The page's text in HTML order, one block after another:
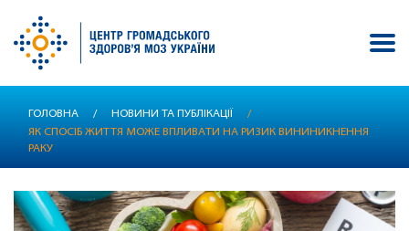
ГОЛОВНА / НОВИНИ ТА ПУБЛІКАЦІЇ
/
ЯК СПОСІБ ЖИТТЯ МОЖЕ ВПЛИВАТИ НА РИЗИК ВИНИНИКНЕННЯ
РАКУ